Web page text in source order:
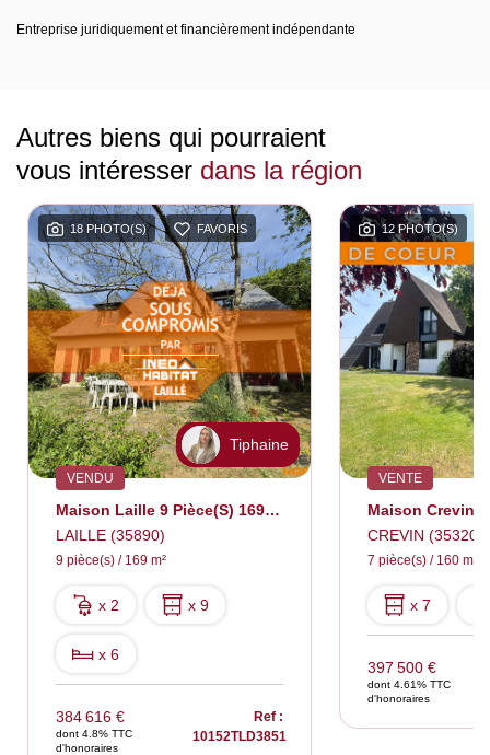
Entreprise juridiquement et financièrement indépendante
Autres biens qui pourraient
vous intéresser dans la région
18 PHOTO(S) FAVORIS
Tiphaine
VENDU
Maison Laille 9 Pièce(s) 169 M2
LAILLE (35890)
9 pièce(s) / 169 m²
x 2 x 9
x 6
384 616 €
dont 4.8% TTC
d'honoraires
Ref :
10152TLD3851
12 PHOTO(S)
VENTE
CREVIN (35320)
7 pièce(s) / 160 m²
x 7
397 500 €
dont 4.61% TTC
d'honoraires